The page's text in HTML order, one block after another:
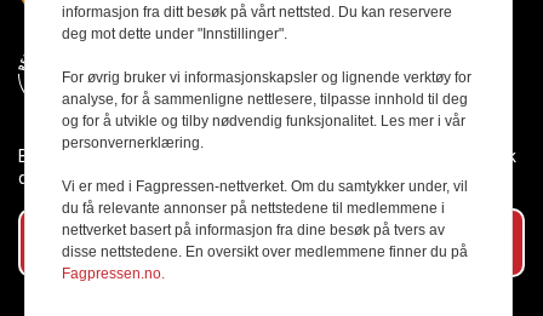
Byggmesteren følger Vær Varsom-plakaten og presseetikken slik
den er nedfelt i Redaktørplakaten.
Abonner på vårt nyhetsbrev
informasjon fra ditt besøk på vårt nettsted. Du kan reservere
deg mot dette under "Innstillinger".
For øvrig bruker vi informasjonskapsler og lignende verktøy for
analyse, for å sammenligne nettlesere, tilpasse innhold til deg
og for å utvikle og tilby nødvendig funksjonalitet. Les mer i vår
personvernerklæring.
Vi er med i Fagpressen-nettverket. Om du samtykker under, vil
du få relevante annonser på nettstedene til medlemmene i
nettverket basert på informasjon fra dine besøk på tvers av
disse nettstedene. En oversikt over medlemmene finner du på
Fagpressen.no.